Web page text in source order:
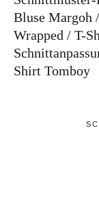
Bluse Margoh
Wrapped
T-
Shirt Tomboy